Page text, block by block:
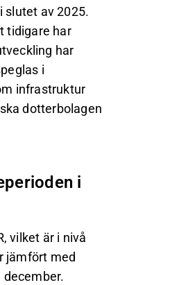
slutet av 2025.
tidigare har
har
i
infrastruktur
dotterbolagen
i
vilket är i nivå
jämfört med